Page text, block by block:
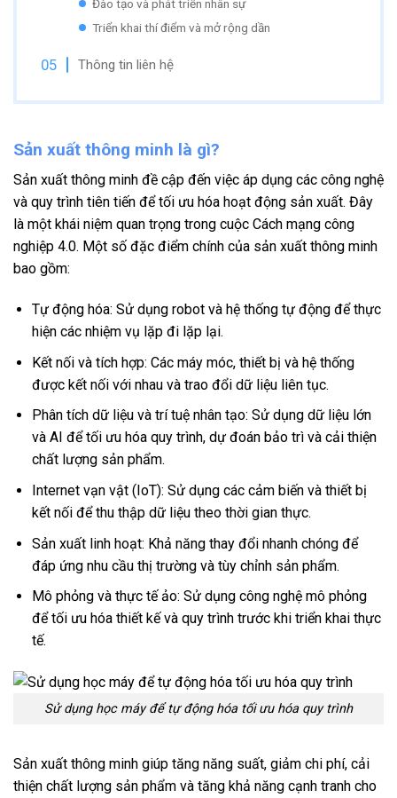
Đào tạo và phát triển nhân sự
Triển khai thí điểm và mở rộng dần
Thông tin liên hệ
Sản xuất thông minh là gì?
Sản xuất thông minh đề cập đến việc áp dụng các công nghệ
và quy trình tiên tiến để tối ưu hóa hoạt động sản xuất. Đây
là một khái niệm quan trọng trong cuộc Cách mạng công
nghiệp 4.0. Một số đặc điểm chính của sản xuất thông minh
bao gồm:
Tự động hóa: Sử dụng robot và hệ thống tự động để thực
hiện các nhiệm vụ lặp đi lặp lại.
Kết nối và tích hợp: Các máy móc, thiết bị và hệ thống
được kết nối với nhau và trao đổi dữ liệu liên tục.
Phân tích dữ liệu và trí tuệ nhân tạo: Sử dụng dữ liệu lớn
và AI để tối ưu hóa quy trình, dự đoán bảo trì và cải thiện
chất lượng sản phẩm.
Internet vạn vật (IoT): Sử dụng các cảm biến và thiết bị
kết nối để thu thập dữ liệu theo thời gian thực.
Sản xuất linh hoạt: Khả năng thay đổi nhanh chóng để
đáp ứng nhu cầu thị trường và tùy chỉnh sản phẩm.
Mô phỏng và thực tế ảo: Sử dụng công nghệ mô phỏng
để tối ưu hóa thiết kế và quy trình trước khi triển khai thực
tế.
Sử dụng học máy để tự động hóa tối ưu hóa quy trình
Sản xuất thông minh giúp tăng năng suất, giảm chi phí, cải
thiện chất lượng sản phẩm và tăng khả năng cạnh tranh cho